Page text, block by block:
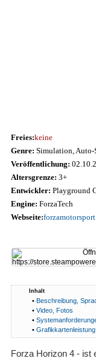
Freies:keine
Genre: Simulation, Auto-
Veröffentlichung:
Altersgrenze: 3+
Entwickler: Playground
Engine: ForzaTech
Webseite:
Inhalt
•Beschreibung,
•Video, Fotos
•
•Grafikkartenleistung
Forza Horizon 4 - ist